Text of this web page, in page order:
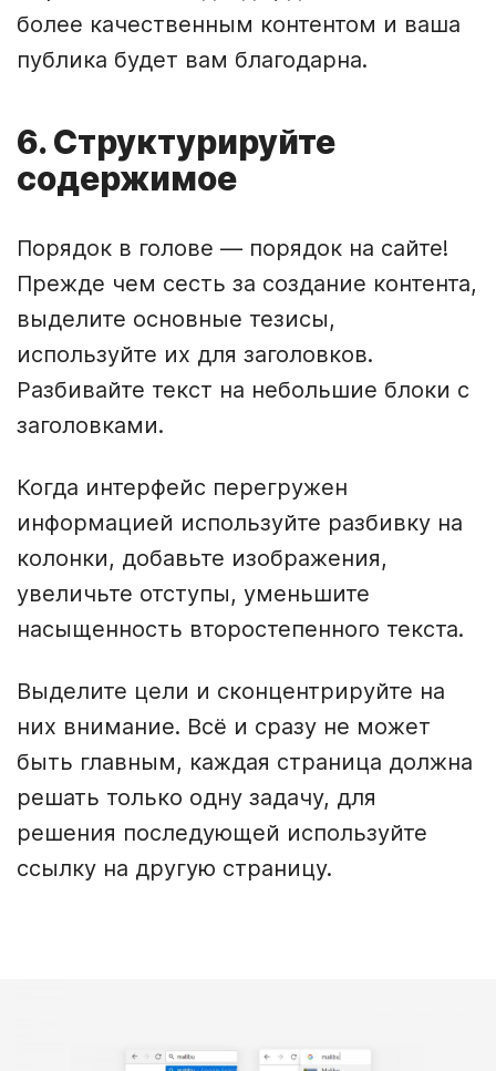
более качественным контентом и ваша
публика будет вам благодарна.
6. Структурируйте
содержимое
Порядок в голове — порядок на сайте!
Прежде чем сесть за создание контента,
выделите основные тезисы,
используйте их для заголовков.
Разбивайте текст на небольшие блоки с
заголовками.
Когда интерфейс перегружен
информацией используйте разбивку на
колонки, добавьте изображения,
увеличьте отступы, уменьшите
насыщенность второстепенного текста.
Выделите цели и сконцентрируйте на
них внимание. Всё и сразу не может
быть главным, каждая страница должна
решать только одну задачу, для
решения последующей используйте
ссылку на другую страницу.